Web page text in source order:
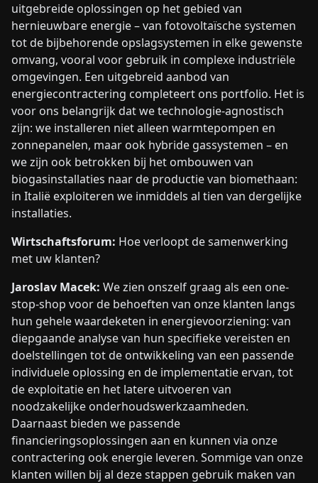
uitgebreide oplossingen op het gebied van
hernieuwbare energie – van fotovoltaïsche systemen
tot de bijbehorende opslagsystemen in elke gewenste
omvang, vooral voor gebruik in complexe industriële
omgevingen. Een uitgebreid aanbod van
energiecontractering completeert ons portfolio. Het is
voor ons belangrijk dat we technologie-agnostisch
zijn: we installeren niet alleen warmtepompen en
zonnepanelen, maar ook hybride gassystemen – en
we zijn ook betrokken bij het ombouwen van
biogasinstallaties naar de productie van biomethaan:
in Italië exploiteren we inmiddels al tien van dergelijke
installaties.
Wirtschaftsforum: Hoe verloopt de samenwerking
met uw klanten?
Jaroslav Macek: We zien onszelf graag als een one-
stop-shop voor de behoeften van onze klanten langs
hun gehele waardeketen in energievoorziening: van
diepgaande analyse van hun specifieke vereisten en
doelstellingen tot de ontwikkeling van een passende
individuele oplossing en de implementatie ervan, tot
de exploitatie en het latere uitvoeren van
noodzakelijke onderhoudswerkzaamheden.
Daarnaast bieden we passende
financieringsoplossingen aan en kunnen via onze
contractering ook energie leveren. Sommige van onze
klanten willen bij al deze stappen gebruik maken van